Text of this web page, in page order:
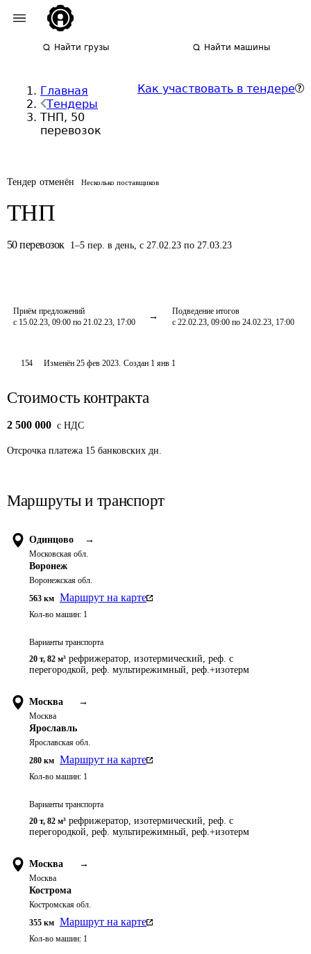
Найти грузы Найти машины
Главная
Тендеры
ТНП, 50
перевозок
Как участвовать в тендере
Тендер отменён Несколько поставщиков
ТНП
50 перевозок 1–5 пер. в день, с 27.02.23 по 27.03.23
Приём предложений
с 15.02.23, 09:00 по 21.02.23, 17:00
Подведение итогов
с 22.02.23, 09:00 по 24.02.23, 17:00
154 Изменён25 фев 2023. Создан 1 янв 1
Стоимость контракта
2 500 000 c НДС
Отсрочка платежа 15 банковских дн.
Маршруты и транспорт
Одинцово →
Московская обл.
Воронеж
Воронежская обл.
563 км Маршрут на карте
Кол-во машин: 1
Варианты транспорта
20 т, 82 м³ рефрижератор, изотермический, реф. с
перегородкой, реф. мультирежимный, реф.+изотерм
Москва →
Москва
Ярославль
Ярославская обл.
280 км Маршрут на карте
Кол-во машин: 1
Варианты транспорта
20 т, 82 м³ рефрижератор, изотермический, реф. с
перегородкой, реф. мультирежимный, реф.+изотерм
Москва →
Москва
Кострома
Костромская обл.
355 км Маршрут на карте
Кол-во машин: 1